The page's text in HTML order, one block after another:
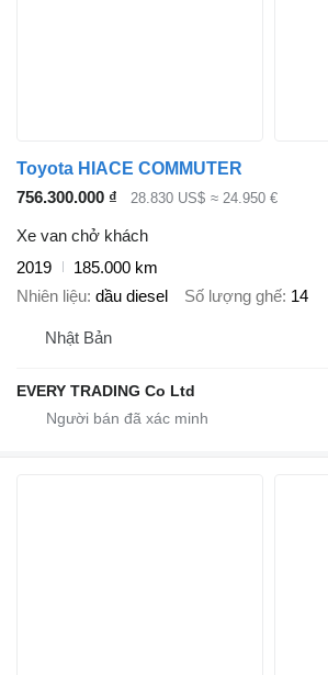
Toyota HIACE COMMUTER
756.300.000 ₫
28.830 US$ ≈ 24.950 €
Xe van chở khách
2019
185.000 km
Nhiên liệu dầu diesel Số lượng ghế 14
Nhật Bản
EVERY TRADING Co Ltd